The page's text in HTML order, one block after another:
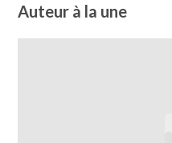
Auteur à la une